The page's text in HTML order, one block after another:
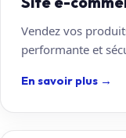
Vendez vos
performante et
En savoir plus →